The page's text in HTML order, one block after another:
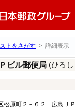
トをさがす > 詳細表示
ビル郵便局 (ひろ
松原町２－６２ 広島Ｊ